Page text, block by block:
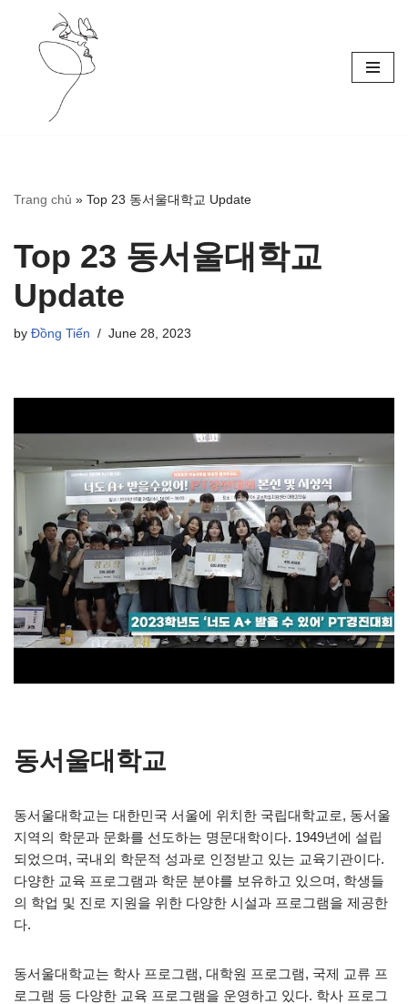
Skip
Trang chủ » Top 23 동서울대학교 Update
Top 23 동서울대학교
Update
by Đồng Tiến June 28, 2023
동서울대학교
동서울대학교는 대한민국 서울에 위치한 국립대학교로, 동서울
지역의 학문과 문화를 선도하는 명문대학이다. 1949년에 설립
되었으며, 국내외 학문적 성과로 인정받고 있는 교육기관이다.
다양한 교육 프로그램과 학문 분야를 보유하고 있으며, 학생들
의 학업 및 진로 지원을 위한 다양한 시설과 프로그램을 제공한
다.
동서울대학교는 학사 프로그램, 대학원 프로그램, 국제 교류 프
로그램 등 다양한 교육 프로그램을 운영하고 있다. 학사 프로그